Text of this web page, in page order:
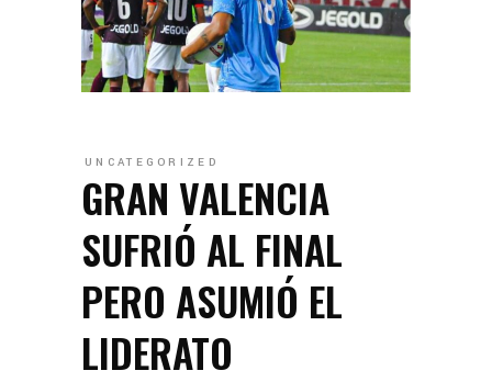
UNCATEGORIZED
GRAN VALENCIA
SUFRIÓ AL FINAL
PERO ASUMIÓ EL
LIDERATO